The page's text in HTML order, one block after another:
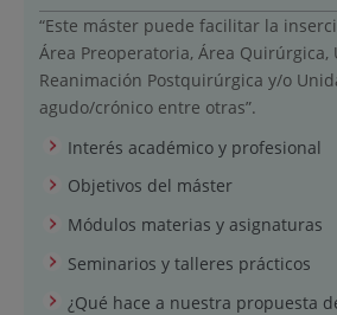
“Este máster puede facilitar la
Área Preoperatoria, Área Quirúrgica,
Reanimación Postquirúrgica y/o
agudo/crónico entre otras”.
Interés académico y profesional
Objetivos del máster
Módulos materias y asignaturas
Seminarios y talleres prácticos
¿Qué hace a nuestra propuesta